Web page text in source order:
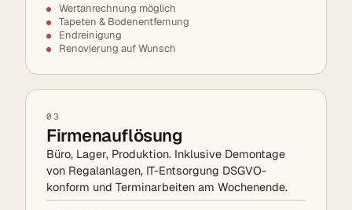
Wertanrechnung möglich
Tapeten & Bodenentfernung
Endreinigung
Renovierung auf Wunsch
03
Firmenauflösung
Büro, Lager, Produktion. Inklusive Demontage
von Regalanlagen, IT-Entsorgung DSGVO-
konform und Terminarbeiten am Wochenende.